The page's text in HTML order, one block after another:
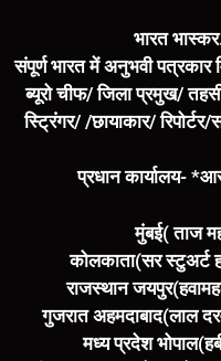
भारत
संपूर्ण भारत में अनुभवी
ब्यूरो चीफ/ जिला प्रमुख/
स्ट्रिंगर/ /छायाकार/
प्रधान कार्यालय-
मुंबई( ताज
कोलकाता(सर स्टुअर्ट
राजस्थान
गुजरात अहमदाबाद(लाल
मध्य प्रदेश